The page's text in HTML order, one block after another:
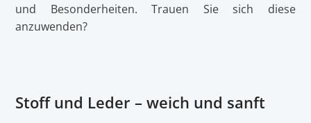
und Besonderheiten. Trauen Sie sich diese
anzuwenden?
Stoff und Leder – weich und sanft